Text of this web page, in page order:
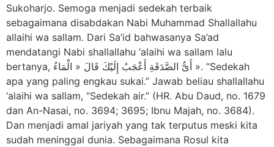
Sukoharjo. Semoga menjadi sedekah terbaik
sebagaimana disabdakan Nabi Muhammad Shallallahu
allaihi wa sallam. Dari Sa’id bahwasanya Sa’ad
mendatangi Nabi shallallahu ‘alaihi wa sallam lalu
bertanya, أَىُّ الصَّدَقَةِ أَعْجَبُ إِلَيْكَ قَالَ « الْمَاءُ ». “Sedekah
apa yang paling engkau sukai.” Jawab beliau shallallahu
‘alaihi wa sallam, “Sedekah air.” (HR. Abu Daud, no. 1679
dan An-Nasai, no. 3694; 3695; Ibnu Majah, no. 3684).
Dan menjadi amal jariyah yang tak terputus meski kita
sudah meninggal dunia. Sebagaimana Rosul kita